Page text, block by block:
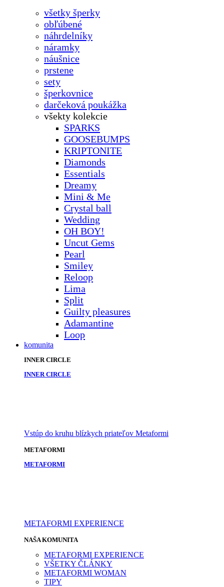
všetky šperky
obľúbené
náhrdelníky
náramky
náušnice
prstene
sety
šperkovnice
darčeková poukážka
všekty kolekcie
SPARKS
GOOSEBUMPS
KRIPTONITE
Diamonds
Essentials
Dreamy
Mini & Me
Crystal ball
Wedding
OH BOY!
Uncut Gems
Pearl
Smiley
Reloop
Lima
Split
Guilty pleasures
Adamantine
Loop
komunita
INNER CIRCLE
INNER CIRCLE
Vstúp do kruhu blízkych priateľov Metaformi
METAFORMI
METAFORMI
METAFORMI EXPERIENCE
NAŠA KOMUNITA
METAFORMI EXPERIENCE
VŠETKY ČLÁNKY
METAFORMI WOMAN
TIPY